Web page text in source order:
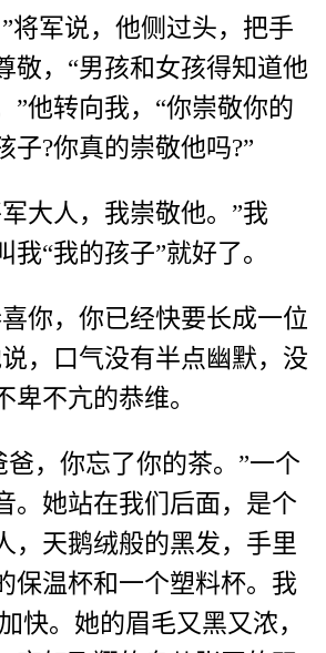
将军说，他侧过头，把手
敬，“男孩和女孩得知道他
”他转向我，“你崇敬你的
子?你真的崇敬他吗?”
大人，我崇敬他。”我
“我的孩子”就好了。
你，你已经快要长成一位
，口气没有半点幽默，没
卑不亢的恭维。
爸，你忘了你的茶。”一个
。她站在我们后面，是个
，天鹅绒般的黑发，手里
保温杯和一个塑料杯。我
快。她的眉毛又黑又浓，